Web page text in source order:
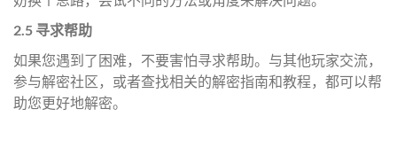
2.5 寻求帮助
如果您遇到了困难，不要害怕寻求帮助。与其他玩家交流，
参与解密社区，或者查找相关的解密指南和教程，都可以帮
助您更好地解密。